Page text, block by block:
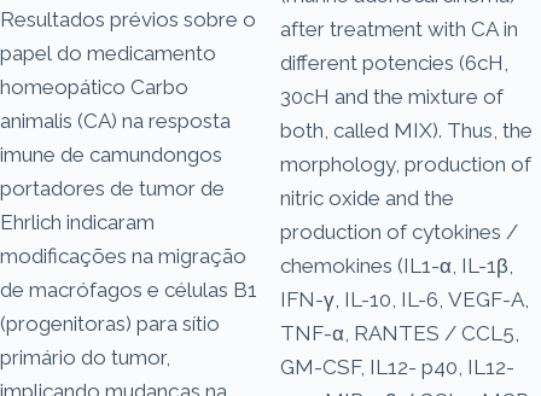
Resultados prévios sobre o
papel do medicamento
homeopático Carbo
animalis (CA) na resposta
imune de camundongos
portadores de tumor de
Ehrlich indicaram
modificações na migração
de macrófagos e células B1
(progenitoras) para sítio
primário do tumor,
implicando mudanças na
after treatment with CA in
different potencies (6cH,
30cH and the mixture of
both, called MIX). Thus, the
morphology, production of
nitric oxide and the
production of cytokines /
chemokines (IL1-α, IL-1β,
IFN-γ, IL-10, IL-6, VEGF-A,
TNF-α, RANTES / CCL5,
GM-CSF, IL12- p40, IL12-